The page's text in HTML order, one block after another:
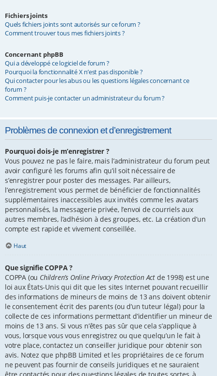
Fichiers joints
Quels fichiers joints sont autorisés sur ce forum ?
Comment trouver tous mes fichiers joints ?
Concernant phpBB
Qui a développé ce logiciel de forum ?
Pourquoi la fonctionnalité X n’est pas disponible ?
Qui contacter pour les abus ou les questions légales concernant ce
forum ?
Comment puis-je contacter un administrateur du forum ?
Problèmes de connexion et d’enregistrement
Pourquoi dois-je m’enregistrer ?
Vous pouvez ne pas le faire, mais l’administrateur du forum peut
avoir configuré les forums afin qu’il soit nécessaire de
s’enregistrer pour poster des messages. Par ailleurs,
l’enregistrement vous permet de bénéficier de fonctionnalités
supplémentaires inaccessibles aux invités comme les avatars
personnalisés, la messagerie privée, l’envoi de courriels aux
autres membres, l’adhésion à des groupes, etc. La création d’un
compte est rapide et vivement conseillée.
Haut
Que signifie COPPA ?
COPPA (ou Children’s Online Privacy Protection Act de 1998) est une
loi aux États-Unis qui dit que les sites Internet pouvant recueillir
des informations de mineurs de moins de 13 ans doivent obtenir
le consentement écrit des parents (ou d’un tuteur légal) pour la
collecte de ces informations permettant d’identifier un mineur de
moins de 13 ans. Si vous n’êtes pas sûr que cela s’applique à
vous, lorsque vous vous enregistrez ou que quelqu’un le fait à
votre place, contactez un conseiller juridique pour obtenir son
avis. Notez que phpBB Limited et les propriétaires de ce forum
ne peuvent pas fournir de conseils juridiques et ne sauraient
être contactés pour des questions légales de toutes sortes, à